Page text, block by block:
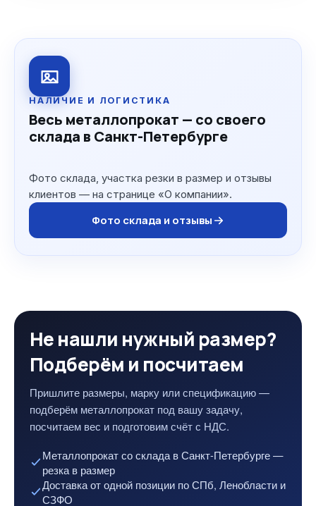
НАЛИЧИЕ И ЛОГИСТИКА
Весь металлопрокат — со своего
склада в Санкт-Петербурге
Фото склада, участка резки в размер и отзывы
клиентов — на странице «О компании».
Фото склада и отзывы
Не нашли нужный размер?
Подберём и посчитаем
Пришлите размеры, марку или спецификацию —
подберём металлопрокат под вашу задачу,
посчитаем вес и подготовим счёт с НДС.
Металлопрокат со склада в Санкт-Петербурге —
резка в размер
Доставка от одной позиции по СПб, Ленобласти и
СЗФО